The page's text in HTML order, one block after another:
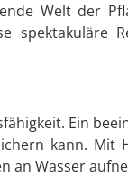
Welt der
spektakuläre
Ein
kann. Mit
an Wasser